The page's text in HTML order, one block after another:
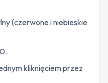
(czerwone i niebieskie
kliknięciem przez